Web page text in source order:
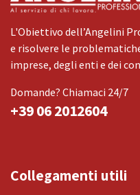
L'Obiettivo dell’Angelini
e risolvere le
imprese, degli enti e dei
Domande? Chiamaci 24/7
+39 06 2012604
Collegamenti utili